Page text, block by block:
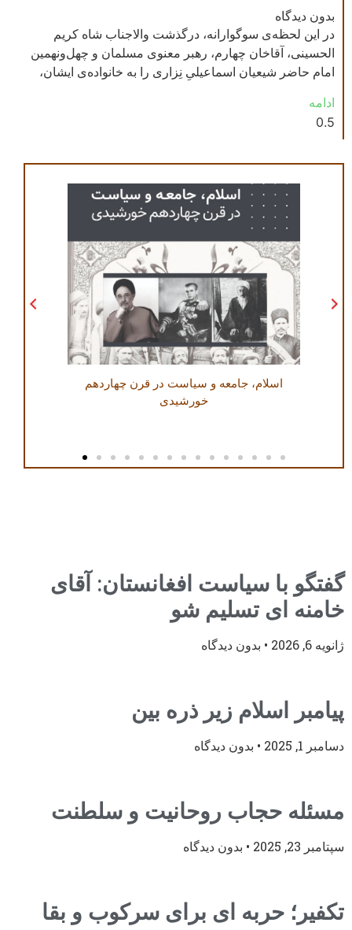
بدون دیدگاه
در این لحظه‌ی سوگوارانه، درگذشت والاجناب شاه کریم
الحسینی، آقاخان چهارم، رهبر معنوی مسلمان و چهل‌ونهمین
امام حاضر شیعیان اسماعیلیِ نِزاری را به خانواده‌ی ایشان،
ادامه
اسلام، جامعه و سیاست در قرن چهاردهم
خورشیدی
گفتگو با سیاست افغانستان: آقای
خامنه ای تسلیم شو
ژانویه 6, 2026 بدون دیدگاه
پیامبر اسلام زیر ذره بین
دسامبر 1, 2025 بدون دیدگاه
مسئله حجاب روحانیت و سلطنت
سپتامبر 23, 2025 بدون دیدگاه
تکفیر؛ حربه ای برای سرکوب و بقا